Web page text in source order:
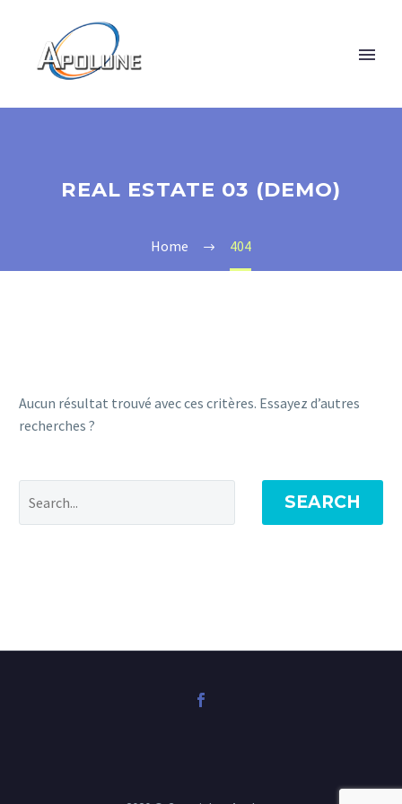
REAL ESTATE 03 (DEMO)
Home 404
Aucun résultat trouvé avec ces critères. Essayez d’autres
recherches ?
SEARCH